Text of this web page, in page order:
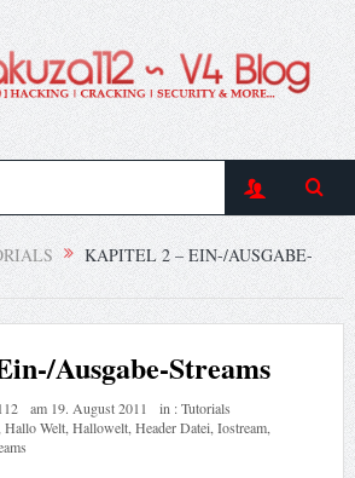
KAPITEL 2 – EIN-/AUSGABE-
Ausgabe-Streams
am 19. August 2011 in :Tutorials
Hallo Welt, Hallowelt, Header Datei Iostream,